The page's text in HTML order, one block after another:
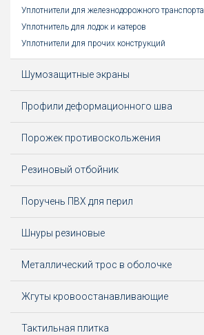
Уплотнители для железнодорожного транспорта
Уплотнитель для лодок и катеров
Уплотнители для прочих конструкций
Шумозащитные экраны
Профили деформационного шва
Порожек противоскольжения
Резиновый отбойник
Поручень ПВХ для перил
Шнуры резиновые
Металлический трос в оболочке
Жгуты кровоостанавливающие
Тактильная плитка